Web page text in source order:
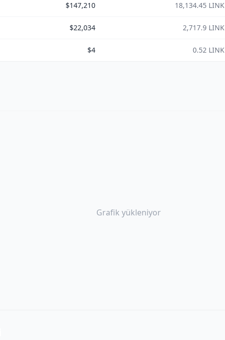
$147,210 18,134.45 LINK
$22,034 2,717.9 LINK
$4 0.52 LINK
Grafik yükleniyor